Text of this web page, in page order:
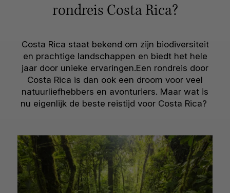
rondreis Costa Rica?
Costa Rica staat bekend om zijn biodiversiteit
en prachtige landschappen en biedt het hele
jaar door unieke ervaringen.Een rondreis door
Costa Rica is dan ook een droom voor veel
natuurliefhebbers en avonturiers. Maar wat is
nu eigenlijk de beste reistijd voor Costa Rica?